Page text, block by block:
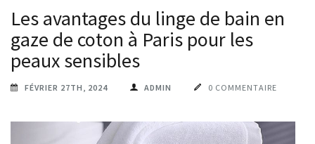
Les avantages du linge de bain en
gaze de coton à Paris pour les
peaux sensibles
FÉVRIER 27TH, 2024 ADMIN 0 COMMENTAIRE